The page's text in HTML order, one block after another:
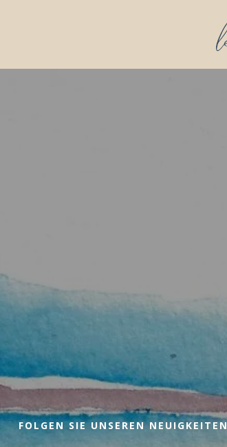
in einer
Gischt ein
Ihres
Einfachheit,
finden
FOLGEN SIE UNSEREN NEUIGKEITEN